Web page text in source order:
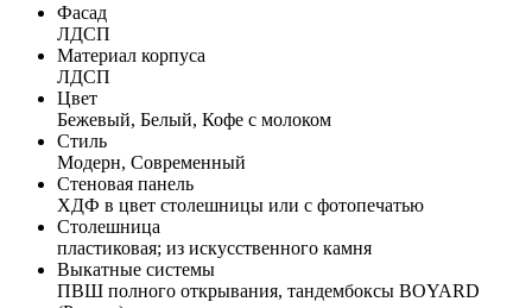
Фасад
ЛДСП
Материал корпуса
ЛДСП
Цвет
Бежевый, Белый, Кофе с молоком
Стиль
Модерн, Современный
Стеновая панель
ХДФ в цвет столешницы или с фотопечатью
Столешница
пластиковая; из искусственного камня
Выкатные системы
ПВШ полного открывания, тандембоксы BOYARD